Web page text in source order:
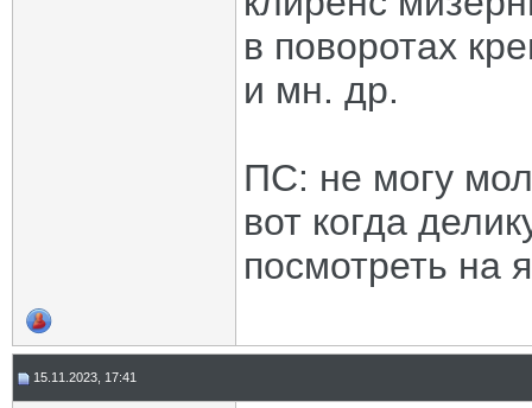
в поворотах
и мн. др.
ПС: не могу
вот когда
посмотреть на
15.11.2023, 17:41